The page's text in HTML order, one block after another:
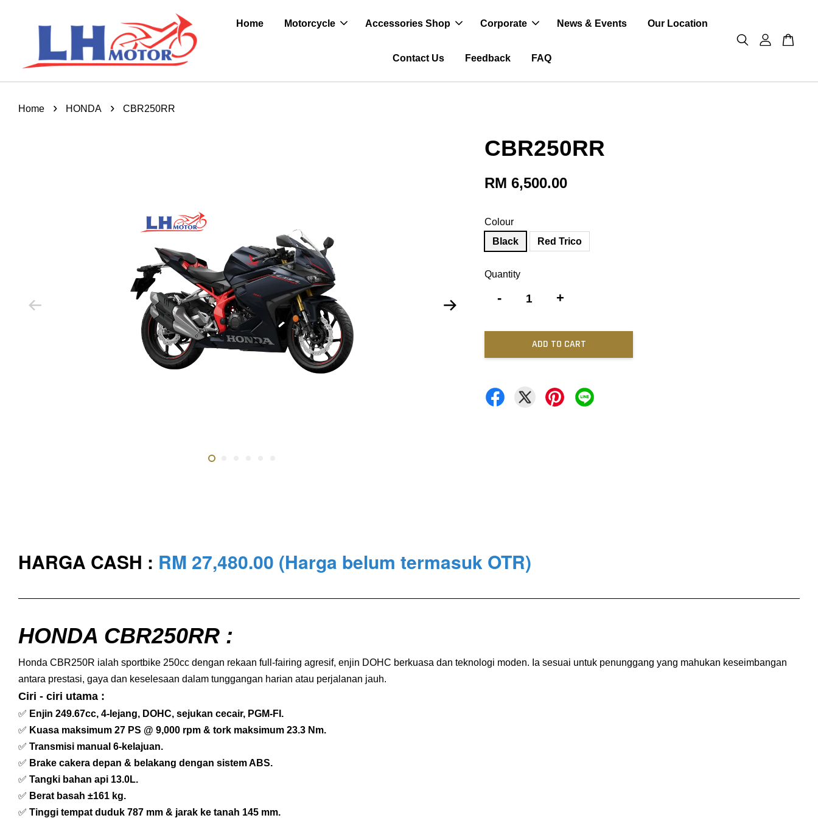
Home Motorcycle Accessories Shop Corporate News & Events Our Location
Contact Us Feedback FAQ
Home › HONDA › CBR250RR
CBR250RR
RM 6,500.00
Colour
Black
Red Trico
Quantity
- +
ADD TO CART
HARGA CASH : RM 27,480.00 (Harga belum termasuk OTR)
HONDA CBR250RR :
Honda CBR250R ialah sportbike 250cc dengan rekaan full-fairing agresif, enjin DOHC berkuasa dan teknologi moden. Ia sesuai untuk penunggang yang mahukan keseimbangan
antara prestasi, gaya dan keselesaan dalam tunggangan harian atau perjalanan jauh.
Ciri - ciri utama :
✅ Enjin 249.67cc, 4-lejang, DOHC, sejukan cecair, PGM-FI.
✅ Kuasa maksimum 27 PS @ 9,000 rpm & tork maksimum 23.3 Nm.
✅ Transmisi manual 6-kelajuan.
✅ Brake cakera depan & belakang dengan sistem ABS.
✅ Tangki bahan api 13.0L.
✅ Berat basah ±161 kg.
✅ Tinggi tempat duduk 787 mm & jarak ke tanah 145 mm.